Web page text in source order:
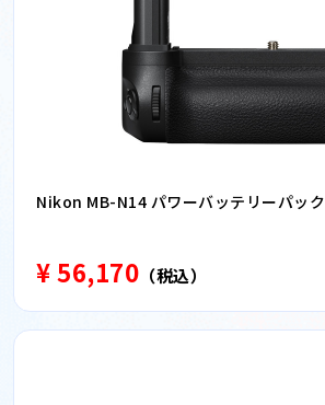
Nikon MB-N14 パワーバッテリーパック
¥ 56,170 （税込）